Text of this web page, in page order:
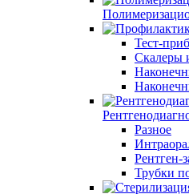
Тест-
Скалеры
Разное
Рентген-
Трубки